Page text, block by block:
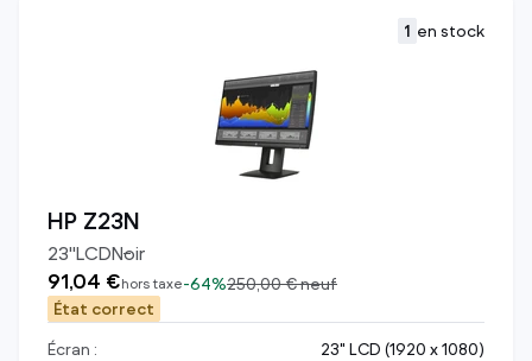
1 en stock
HP Z23N
23"LCDNoir
91,04 €hors taxe-64%250,00 €neuf
État correct
Écran :
23" LCD (1920 x 1080)